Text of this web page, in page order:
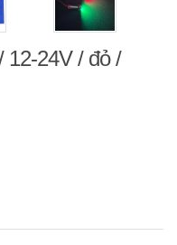
12-24V / đỏ /